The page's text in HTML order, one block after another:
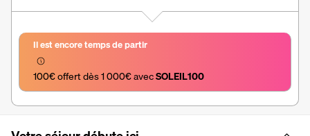
Il est encore temps de partir
100€ offert dès 1 000€ avec SOLEIL100